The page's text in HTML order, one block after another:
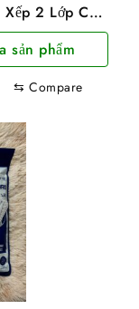
Xếp 2 Lớp Cán
Lớn Cực Đẹp
sản phẩm
⇆ Compare